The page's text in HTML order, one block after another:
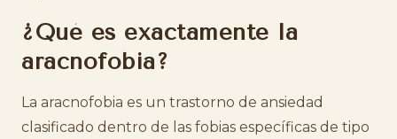
¿Qué es exactamente la
aracnofobia?
La aracnofobia es un trastorno de ansiedad
clasificado dentro de las fobias específicas de tipo